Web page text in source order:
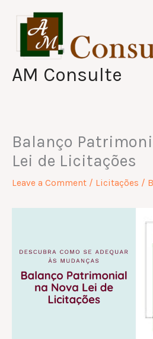
AM Consulte
Balanço
Lei de Licitações
Leave a Comment / Licitações /